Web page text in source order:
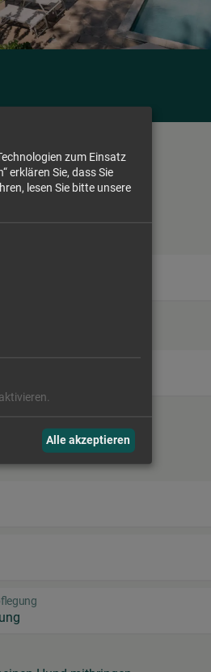
zum Einsatz
erklären Sie, dass Sie
lesen Sie bitte unsere
Alle akzeptieren